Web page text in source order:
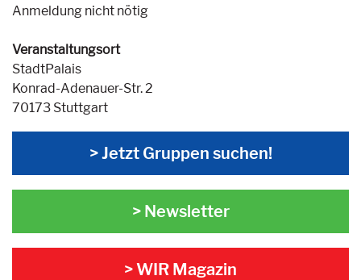
Anmeldung nicht nötig
Veranstaltungsort
StadtPalais
Konrad-Adenauer-Str. 2
70173 Stuttgart
> Jetzt Gruppen suchen!
> Newsletter
> WIR Magazin